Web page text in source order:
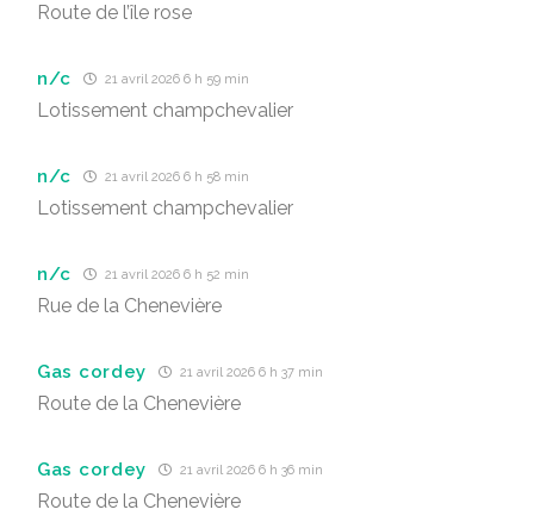
Route de l’île rose
n/c 21 avril 2026 6 h 59 min
Lotissement champchevalier
n/c 21 avril 2026 6 h 58 min
Lotissement champchevalier
n/c 21 avril 2026 6 h 52 min
Rue de la Chenevière
Gas cordey 21 avril 2026 6 h 37 min
Route de la Chenevière
Gas cordey 21 avril 2026 6 h 36 min
Route de la Chenevière